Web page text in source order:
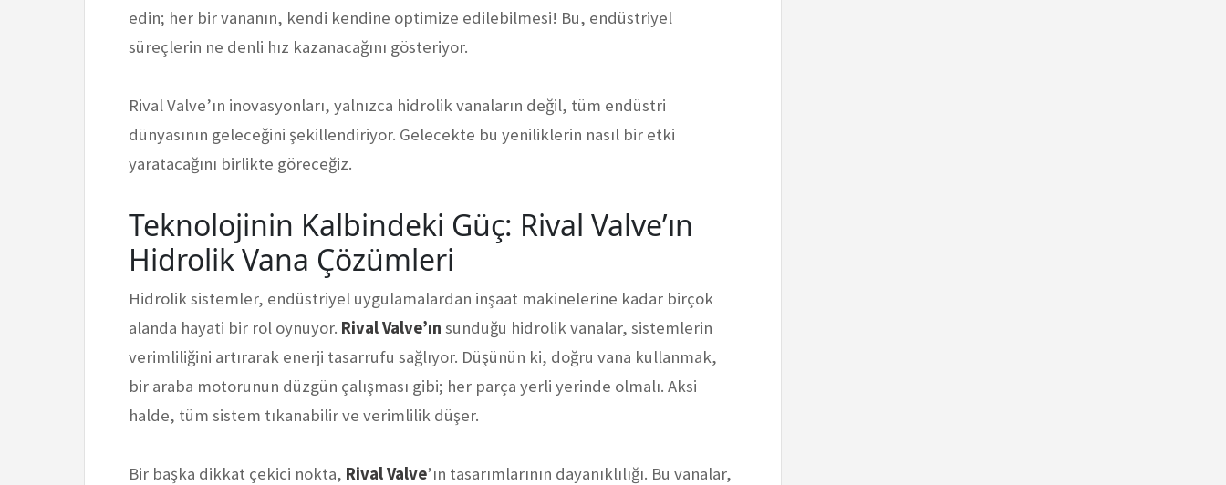
edin; her bir vananın, kendi kendine optimize edilebilmesi! Bu, endüstriyel
süreçlerin ne denli hız kazanacağını gösteriyor.
Rival Valve’ın inovasyonları, yalnızca hidrolik vanaların değil, tüm endüstri
dünyasının geleceğini şekillendiriyor. Gelecekte bu yeniliklerin nasıl bir etki
yaratacağını birlikte göreceğiz.
Teknolojinin Kalbindeki Güç: Rival Valve’ın
Hidrolik Vana Çözümleri
Hidrolik sistemler, endüstriyel uygulamalardan inşaat makinelerine kadar birçok
alanda hayati bir rol oynuyor. Rival Valve’ın sunduğu hidrolik vanalar, sistemlerin
verimliliğini artırarak enerji tasarrufu sağlıyor. Düşünün ki, doğru vana kullanmak,
bir araba motorunun düzgün çalışması gibi; her parça yerli yerinde olmalı. Aksi
halde, tüm sistem tıkanabilir ve verimlilik düşer.
Bir başka dikkat çekici nokta, Rival Valve’ın tasarımlarının dayanıklılığı. Bu vanalar,